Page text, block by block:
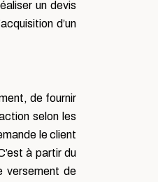
un devis
d’un
de fournir
selon les
le client
à partir du
versement de